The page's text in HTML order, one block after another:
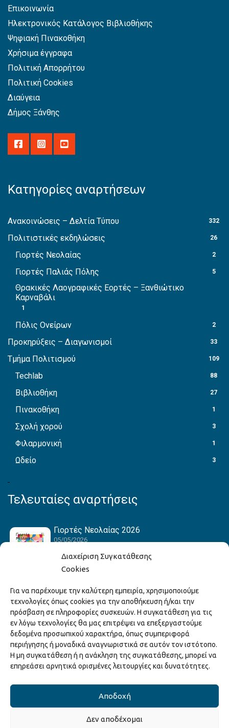
Διαχείριση Συγκατάθεσης
Cookies
Για να παρέχουμε την καλύτερη εμπειρία, χρησιμοποιούμε
τεχνολογίες όπως cookies για την αποθήκευση ή/και την
πρόσβαση σε πληροφορίες συσκευών. Η συγκατάθεση για τις
εν λόγω τεχνολογίες θα μας επιτρέψει να επεξεργαστούμε
δεδομένα προσωπικού χαρακτήρα, όπως συμπεριφορά
περιήγησης ή μοναδικά αναγνωριστικά σε αυτόν τον ιστότοπο.
Η μη συγκατάθεση ή η ανάκληση της συγκατάθεσης, μπορεί να
επηρεάσει αρνητικά ορισμένες λειτουργίες και δυνατότητες.
Αποδοχή
Δεν αποδέχομαι
Επικοινωνία
Ηλεκτρονικός Κατάλογος Βιβλιοθήκης
Ψηφιακή Πινακοθήκη
Χρήσιμα έγγραφα
Πολιτική Απορρήτου
Πολιτική Cookies
Διαύγεια
Δήμος Ξάνθης
Κατηγορίες αναρτήσεων
Ανακοινώσεις – Δελτία Τύπου 332
Πολιτιστικές εκδηλώσεις 26
Γιορτές Νεολαίας 2
Γιορτές Παλιάς Πόλης 5
Θρακικές Λαογραφικές Εορτές – Ξανθιώτικο
Καρναβάλι
1
Πόλις Ονείρων 2
Προκηρύξεις – Διαγωνισμοί 33
Τμήμα Πολιτισμού 109
Techlab 88
Βιβλιοθήκη 27
Πινακοθήκη 1
Σχολή χορού 3
Φιλαρμονική 1
Ωδείο 3
Τελευταίες αναρτήσεις
Γιορτές Νεολαίας 2026
05/05/2026
Hack the Match: Γνωρίζοντας τα Αμερικανικά
Αθλήματα! Δημιουργώντας το Δικό σου
Game Story!
22/04/2026
Ξάνθη – Πόλις Ονείρων Μουσικών Σχολείων
2026
15/04/2026